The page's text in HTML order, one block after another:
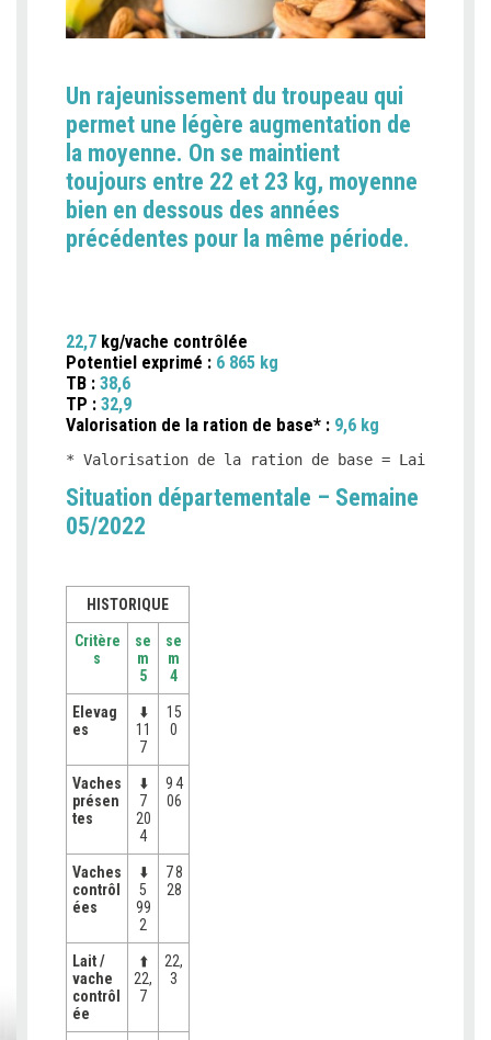
Un rajeunissement du troupeau qui
permet une légère augmentation de
la moyenne. On se maintient
toujours entre 22 et 23 kg, moyenne
bien en dessous des années
précédentes pour la même période.
22,7 kg/vache contrôlée
Potentiel exprimé : 6 865 kg
TB : 38,6
TP : 32,9
Valorisation de la ration de base* : 9,6 kg
* Valorisation de la ration de base = Lait
Situation départementale – Semaine
05/2022
HISTORIQUE
Critère
s
se
m
5
se
m
4
Elevag
es
⬇️
11
7
15
0
Vaches
présen
tes
⬇️
7
20
4
9 4
06
Vaches
contrôl
ées
⬇️
5
99
2
7 8
28
Lait /
vache
contrôl
ée
⬆️
22,
7
22,
3